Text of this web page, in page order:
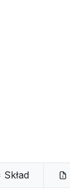
Skład